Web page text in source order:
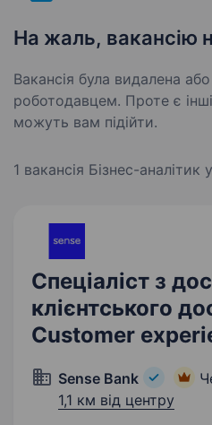
На жаль, вакансію
Вакансія була видалена
роботодавцем. Проте є інші
можуть вам підійти.
1 вакансія Бізнес-аналітик
Спеціаліст з
клієнтського
Customer
Sense Bank
1,1 км від центру